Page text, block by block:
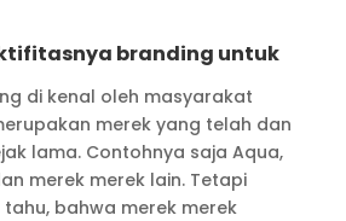
branding untuk
di kenal oleh masyarakat
merek yang telah dan
lama. Contohnya saja Aqua,
merek merek lain. Tetapi
bahwa merek merek